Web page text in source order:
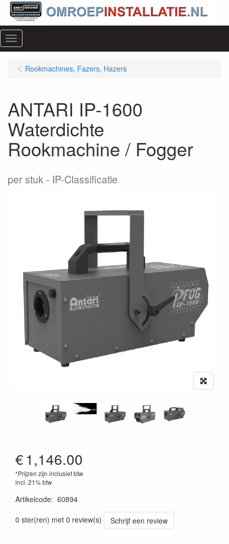
Menu
Rookmachines, Fazers, Hazers
ANTARI IP-1600
Waterdichte
Rookmachine / Fogger
per stuk IP-Classificatie
€1,146.00
*Prijzen zijn inclusief btw
incl. 21% btw
Artikelcode: 60894
0 ster(ren) met 0 review(s)
Schrijf een review